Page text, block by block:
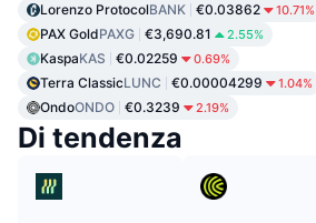
Lorenzo ProtocolBANK €0.03862 10.71%
PAX GoldPAXG €3,690.81 2.55%
KaspaKAS €0.02259 0.69%
Terra ClassicLUNC €0.00004299 1.04%
OndoONDO €0.3239 2.19%
Di tendenza